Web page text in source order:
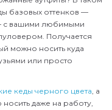
базовых оттенков —
с вашими любимыми
Получается
можно носить куда
или просто
кеды черного цвета, а
даже на работу,